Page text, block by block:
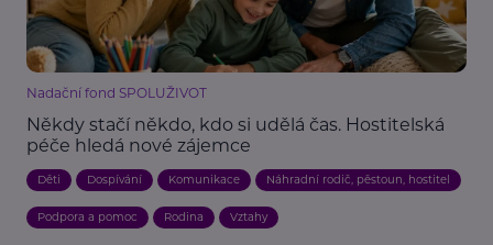
Nadační fond SPOLUŽIVOT
Někdy stačí někdo, kdo si udělá čas. Hostitelská
péče hledá nové zájemce
Děti Dospívání Komunikace Náhradní rodič, pěstoun, hostitel
Podpora a pomoc Rodina Vztahy